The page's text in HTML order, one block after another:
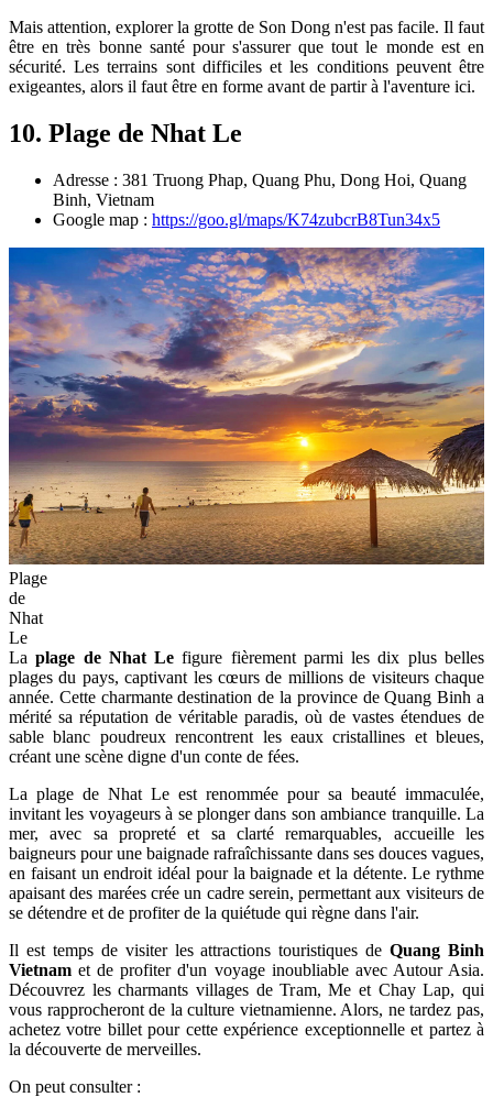
Mais attention, explorer la grotte de Son Dong n'est pas facile. Il faut
être en très bonne santé pour s'assurer que tout le monde est en
sécurité. Les terrains sont difficiles et les conditions peuvent être
exigeantes, alors il faut être en forme avant de partir à l'aventure ici.
10. Plage de Nhat Le
Adresse : 381 Truong Phap, Quang Phu, Dong Hoi, Quang
Binh, Vietnam
Google map : https://goo.gl/maps/K74zubcrB8Tun34x5
Plage
de
Nhat
Le
Laplage de Nhat Le figure fièrement parmi les dix plus belles
plages du pays, captivant les cœurs de millions de visiteurs chaque
année. Cette charmante destination de la province de Quang Binh a
mérité sa réputation de véritable paradis, où de vastes étendues de
sable blanc poudreux rencontrent les eaux cristallines et bleues,
créant une scène digne d'un conte de fées.
La plage de Nhat Le est renommée pour sa beauté immaculée,
invitant les voyageurs à se plonger dans son ambiance tranquille. La
mer, avec sa propreté et sa clarté remarquables, accueille les
baigneurs pour une baignade rafraîchissante dans ses douces vagues,
en faisant un endroit idéal pour la baignade et la détente. Le rythme
apaisant des marées crée un cadre serein, permettant aux visiteurs de
se détendre et de profiter de la quiétude qui règne dans l'air.
Il est temps de visiter les attractions touristiques deQuang Binh
Vietnam et de profiter d'un voyage inoubliable avec Autour Asia.
Découvrez les charmants villages de Tram, Me et Chay Lap, qui
vous rapprocheront de la culture vietnamienne. Alors, ne tardez pas,
achetez votre billet pour cette expérience exceptionnelle et partez à
la découverte de merveilles.
On peut consulter :